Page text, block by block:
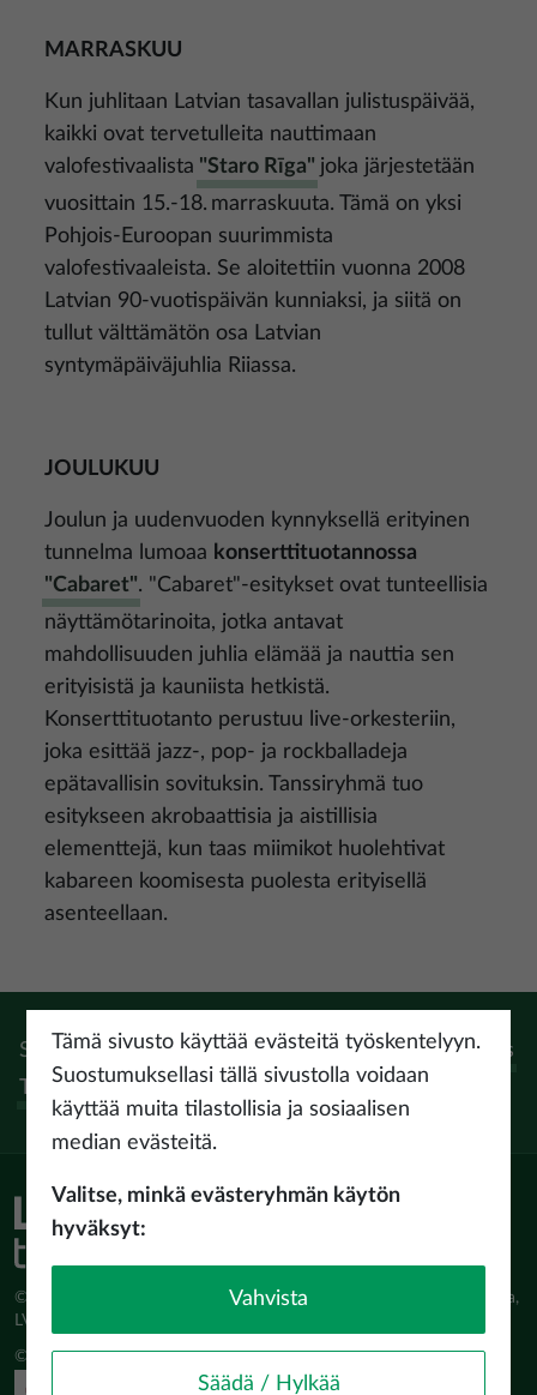
MARRASKUU
Kun juhlitaan Latvian tasavallan julistuspäivää,
kaikki ovat tervetulleita nauttimaan
valofestivaalista "Staro Rīga" joka järjestetään
vuosittain 15.-18. marraskuuta. Tämä on yksi
Pohjois-Euroopan suurimmista
valofestivaaleista. Se aloitettiin vuonna 2008
Latvian 90-vuotispäivän kunniaksi, ja siitä on
tullut välttämätön osa Latvian
syntymäpäiväjuhlia Riiassa.
JOULUKUU
Joulun ja uudenvuoden kynnyksellä erityinen
tunnelma lumoaa konserttituotannossa
"Cabaret". "Cabaret"-esitykset ovat tunteellisia
näyttämötarinoita, jotka antavat
mahdollisuuden juhlia elämää ja nauttia sen
erityisistä ja kauniista hetkistä.
Konserttituotanto perustuu live-orkesteriin,
joka esittää jazz-, pop- ja rockballadeja
epätavallisin sovituksin. Tanssiryhmä tuo
esitykseen akrobaattisia ja aistillisia
elementtejä, kun taas miimikot huolehtivat
kabareen koomisesta puolesta erityisellä
asenteellaan.
Seuraa:Instagram FacebookPinterestYoutubeThreads
Tiktok
© Latvijas Investīciju un attīstības aģentūra (LIAA) Pērses iela 2, Rīga,
LV-1442 www.liaa.gov.lv
© 2026 latvia.travel. All rights reserved
Tämä sivusto käyttää evästeitä työskentelyyn.
Suostumuksellasi tällä sivustolla voidaan
käyttää muita tilastollisia ja sosiaalisen
median evästeitä.
Valitse, minkä evästeryhmän käytön
hyväksyt:
Vahvista
Säädä / Hylkää